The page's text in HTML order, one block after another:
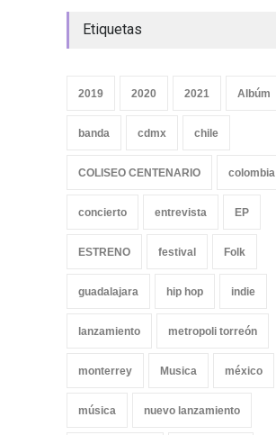
Etiquetas
2019 2020 2021 Albúm
banda cdmx chile
COLISEO CENTENARIO colombia
concierto entrevista EP
ESTRENO festival Folk
guadalajara hip hop indie
lanzamiento metropoli torreón
monterrey Musica méxico
música nuevo lanzamiento